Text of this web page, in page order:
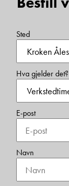
Sted
Hva gjelder det?
E-post
Navn